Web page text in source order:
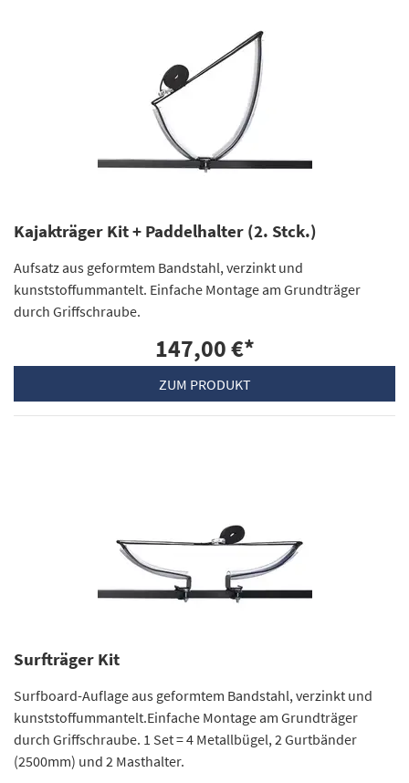
Kajakträger Kit + Paddelhalter (2. Stck.)
Aufsatz aus geformtem Bandstahl, verzinkt und
kunststoffummantelt. Einfache Montage am Grundträger
durch Griffschraube.
147,00 €*
ZUM PRODUKT
Surfträger Kit
Surfboard-Auflage aus geformtem Bandstahl, verzinkt und
kunststoffummantelt.Einfache Montage am Grundträger
durch Griffschraube. 1 Set = 4 Metallbügel, 2 Gurtbänder
(2500mm) und 2 Masthalter.